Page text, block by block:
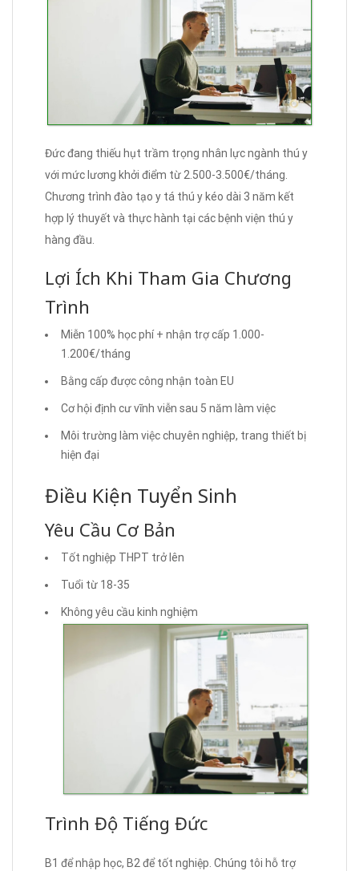
Đức đang thiếu hụt trầm trọng nhân lực ngành thú y
với mức lương khởi điểm từ 2.500-3.500€/tháng.
Chương trình đào tạo y tá thú y kéo dài 3 năm kết
hợp lý thuyết và thực hành tại các bệnh viện thú y
hàng đầu.
Lợi Ích Khi Tham Gia Chương
Trình
Miễn 100% học phí + nhận trợ cấp 1.000-
1.200€/tháng
Bằng cấp được công nhận toàn EU
Cơ hội định cư vĩnh viễn sau 5 năm làm việc
Môi trường làm việc chuyên nghiệp, trang thiết bị
hiện đại
Điều Kiện Tuyển Sinh
Yêu Cầu Cơ Bản
Tốt nghiệp THPT trở lên
Tuổi từ 18-35
Không yêu cầu kinh nghiệm
Trình Độ Tiếng Đức
B1 để nhập học, B2 để tốt nghiệp. Chúng tôi hỗ trợ